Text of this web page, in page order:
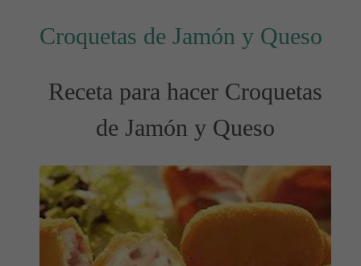
Croquetas de Jamón y Queso
Receta para hacer Croquetas
de Jamón y Queso